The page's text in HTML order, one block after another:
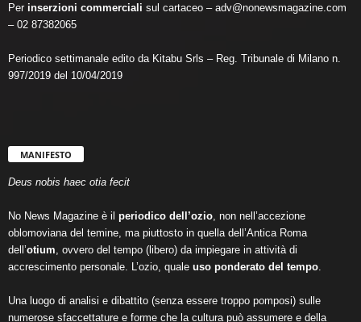
Per inserzioni commerciali sul cartaceo – adv@nonewsmagazine.com
– 02 87382065
Periodico settimanale edito da Kitabu Srls – Reg. Tribunale di Milano n.
997/2019 del 10/04/2019
MANIFESTO
Deus nobis haec otia fecit
No News Magazine è il periodico dell’ozio , non nell’accezione
oblomoviana del temine, ma piuttosto in quella dell’Antica Roma
dell’otium , ovvero del tempo (libero) da impiegare in attività di
accrescimento personale. L’ozio, quale uso ponderato del tempo
Una luogo di analisi e dibattito (senza essere troppo pomposi) sulle
numerose sfaccettature e forme che la cultura può assumere e della